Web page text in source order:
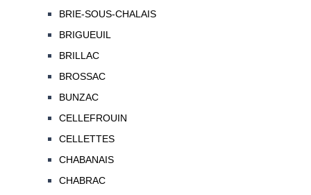
BRIE-SOUS-CHALAIS
BRIGUEUIL
BRILLAC
BROSSAC
BUNZAC
CELLEFROUIN
CELLETTES
CHABANAIS
CHABRAC